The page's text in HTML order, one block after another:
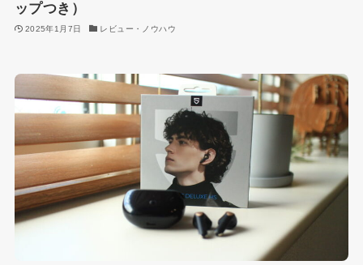
ップつき）
2025年1月7日 レビュー・ノウハウ